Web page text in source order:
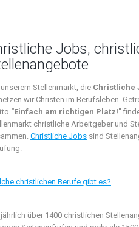
Jobs,
Stellenmarkt, die Christliche
wir Christen im Berufsleben.
"Einfach am richtigen Platz!"
christliche Arbeitgeber und
Christliche Jobs sind
christlichen Berufe gibt es?
über 1400 christlichen